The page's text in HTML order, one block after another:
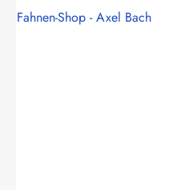
Fahnen-Shop - Axel Bach